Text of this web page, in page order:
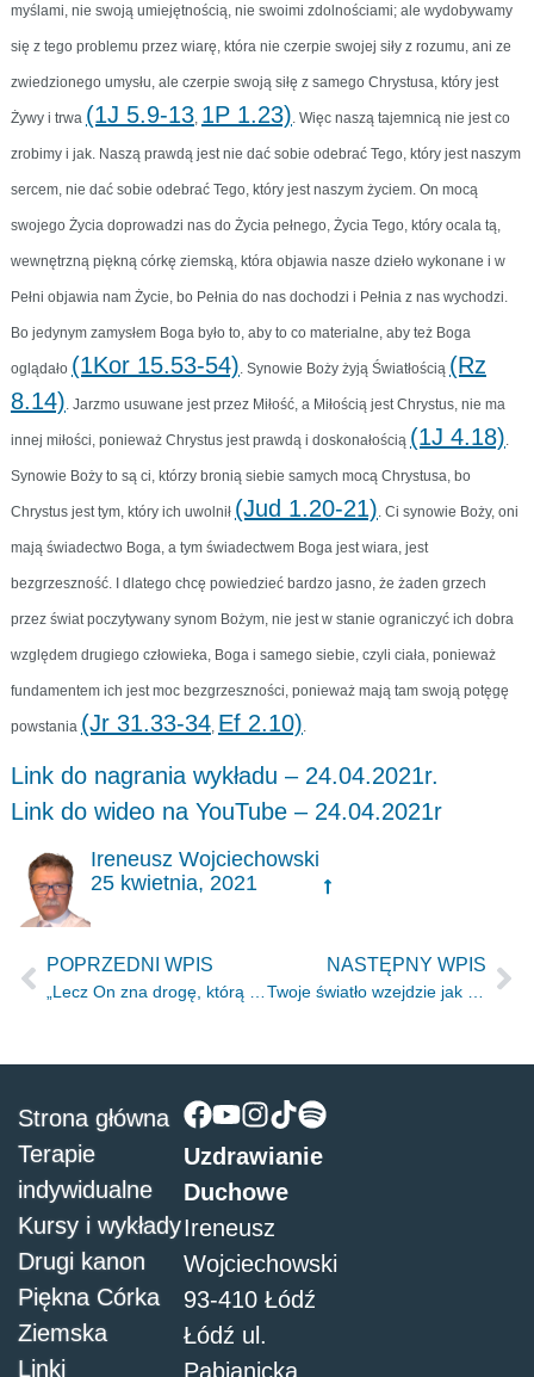
myślami, nie swoją umiejętnością, nie swoimi zdolnościami; ale wydobywamy
się z tego problemu przez wiarę, która nie czerpie swojej siły z rozumu, ani ze
zwiedzionego umysłu, ale czerpie swoją siłę z samego Chrystusa, który jest
Żywy i trwa (1J 5.9-13, 1P 1.23) . Więc naszą tajemnicą nie jest co
zrobimy i jak. Naszą prawdą jest nie dać sobie odebrać Tego, który jest naszym
sercem, nie dać sobie odebrać Tego, który jest naszym życiem. On mocą
swojego Życia doprowadzi nas do Życia pełnego, Życia Tego, który ocala tą,
wewnętrzną piękną córkę ziemską, która objawia nasze dzieło wykonane i w
Pełni objawia nam Życie, bo Pełnia do nas dochodzi i Pełnia z nas wychodzi.
Bo jedynym zamysłem Boga było to, aby to co materialne, aby też Boga
oglądało (1Kor 15.53-54) . Synowie Boży żyją Światłością (Rz
8.14) . Jarzmo usuwane jest przez Miłość, a Miłością jest Chrystus, nie ma
innej miłości, ponieważ Chrystus jest prawdą i doskonałością (1J 4.18)
Synowie Boży to są ci, którzy bronią siebie samych mocą Chrystusa, bo
Chrystus jest tym, który ich uwolnił (Jud 1.20-21) . Ci synowie Boży, oni
mają świadectwo Boga, a tym świadectwem Boga jest wiara, jest
bezgrzeszność. I dlatego chcę powiedzieć bardzo jasno, że żaden grzech
przez świat poczytywany synom Bożym, nie jest w stanie ograniczyć ich dobra
względem drugiego człowieka, Boga i samego siebie, czyli ciała, ponieważ
fundamentem ich jest moc bezgrzeszności, ponieważ mają tam swoją potęgę
powstania (Jr 31.33-34, Ef 2.10)
Link do nagrania wykładu – 24.04.2021r.
Link do wideo na YouTube – 24.04.2021r
Ireneusz Wojciechowski
25 kwietnia, 2021
POPRZEDNI WPIS NASTĘPNY WPIS
Uzdrawianie
Duchowe
Ireneusz
Wojciechowski
93-410 Łódź
Łódź ul.
Pabianicka
Strona główna
Terapie
indywidualne
Kursy i wykłady
Drugi kanon
Piękna Córka
Ziemska
Linki